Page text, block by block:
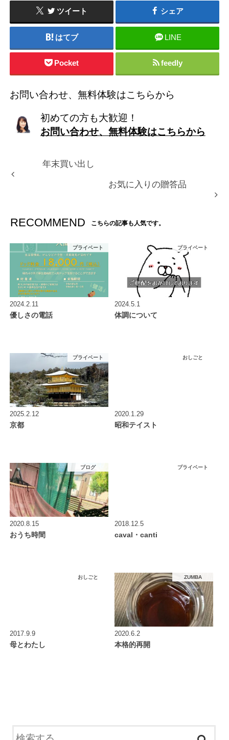
ツイート シェア
はてブ LINE
Pocket feedly
お問い合わせ、無料体験はこちらから
初めての方も大歓迎！
お問い合わせ、無料体験はこちらから
年末買い出し
お気に入りの贈答品
RECOMMEND こちらの記事も人気です。
プライベート
2024.2.11
優しさの電話
プライベート
2024.5.1
体調について
プライベート
2025.2.12
京都
おしごと
2020.1.29
昭和テイスト
ブログ
2020.8.15
おうち時間
プライベート
2018.12.5
caval・canti
おしごと
2017.9.9
母とわたし
ZUMBA
2020.6.2
本格的再開